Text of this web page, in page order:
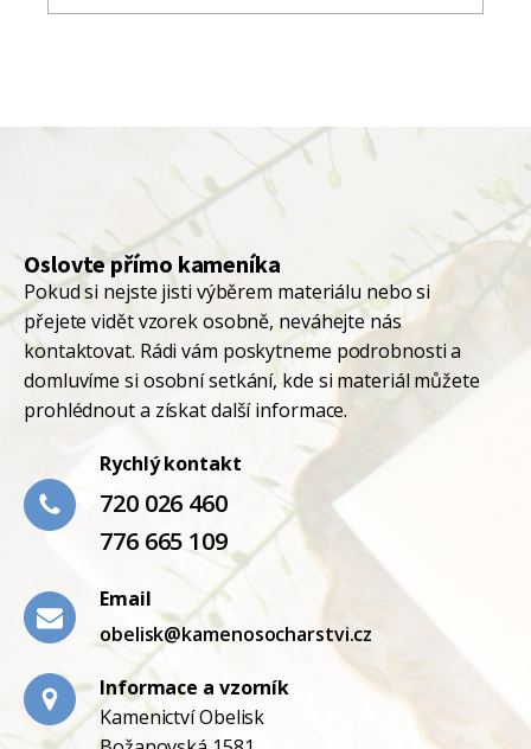
Oslovte přímo kameníka
Pokud si nejste jisti výběrem materiálu nebo si
přejete vidět vzorek osobně, neváhejte nás
kontaktovat. Rádi vám poskytneme podrobnosti a
domluvíme si osobní setkání, kde si materiál můžete
prohlédnout a získat další informace.
Rychlý kontakt
720 026 460
776 665 109
Email
obelisk@kamenosocharstvi.cz
Informace a vzorník
Kamenictví Obelisk